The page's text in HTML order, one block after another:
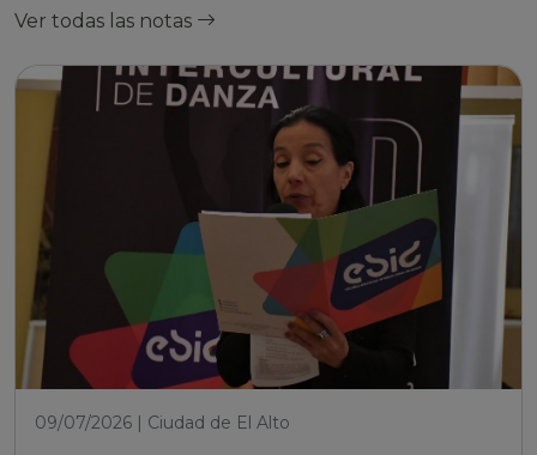
Ver todas las notas
09/07/2026 | Ciudad de El Alto